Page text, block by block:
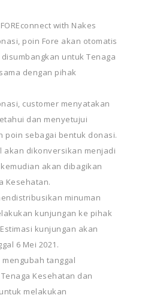
with Nakes
poin Fore akan otomatis
untuk Tenaga
dengan pihak
customer menyatakan
dan menyetujui
poin sebagai bentuk donasi.
akan dikonversikan menjadi
akan dibagikan
Kesehatan.
minuman
kunjungan ke pihak
kunjungan akan
6 Mei 2021.
mengubah tanggal
Kesehatan dan
melakukan